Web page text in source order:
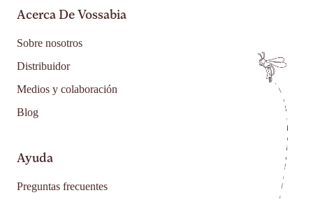
Acerca De Vossabia
Sobre nosotros
Distribuidor
Medios y colaboración
Blog
Ayuda
Preguntas frecuentes